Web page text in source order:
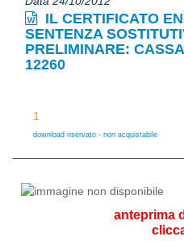
IL CERTIFICATO
SENTENZA
PRELIMINARE:
12260
download riservato - non acquistabile
anteprima